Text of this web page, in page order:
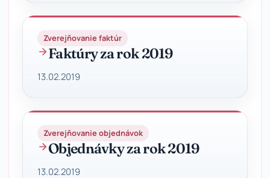
Zverejňovanie faktúr
Faktúry za rok 2019
13.02.2019
Zverejňovanie objednávok
Objednávky za rok 2019
13.02.2019